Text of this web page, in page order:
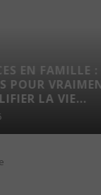
EN FAMILLE :
POUR
LA VIE...